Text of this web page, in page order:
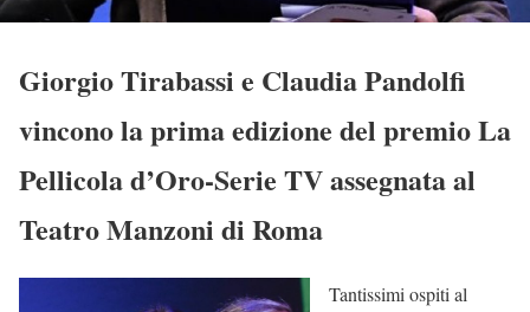
Giorgio Tirabassi e Claudia Pandolfi
vincono la prima edizione del premio La
Pellicola d’Oro-Serie TV assegnata al
Teatro Manzoni di Roma
Tantissimi ospiti al